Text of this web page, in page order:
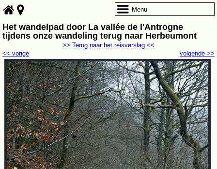
Het wandelpad door La vallée de l'Antrogne
tijdens onze wandeling terug naar Herbeumont
volgende >>
<< vorige
>> Terug naar het reisverslag <<
Menu